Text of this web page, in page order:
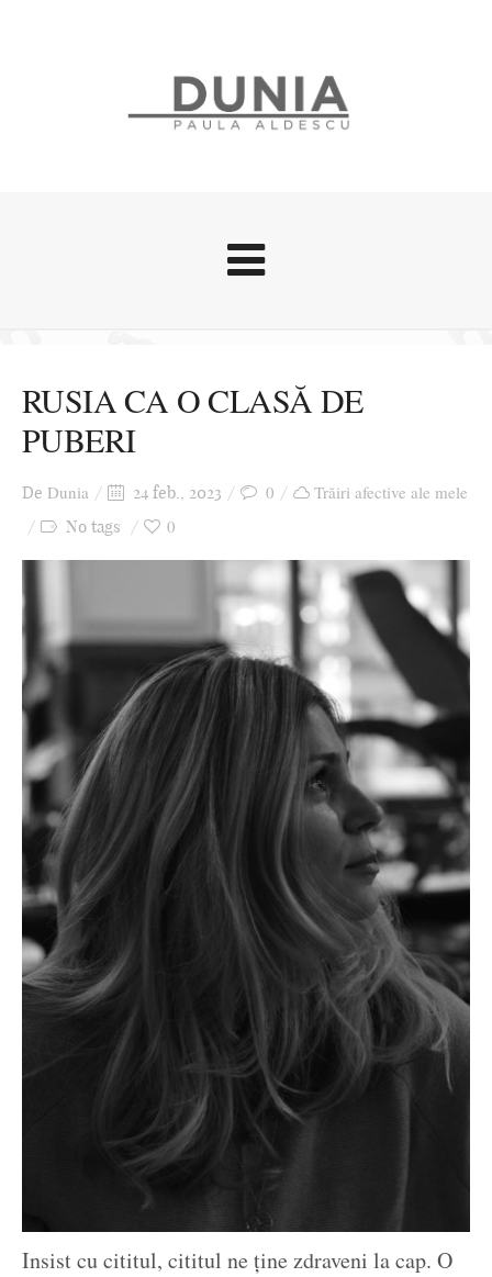
Stari afective
Zice Dunia
Cursuri povestite
RUSIA CA O CLASĂ DE
PUBERI
De Dunia 24 feb., 2023 0 Trăiri afective ale mele
No tags 0
Insist cu cititul, cititul ne ține zdraveni la cap. O